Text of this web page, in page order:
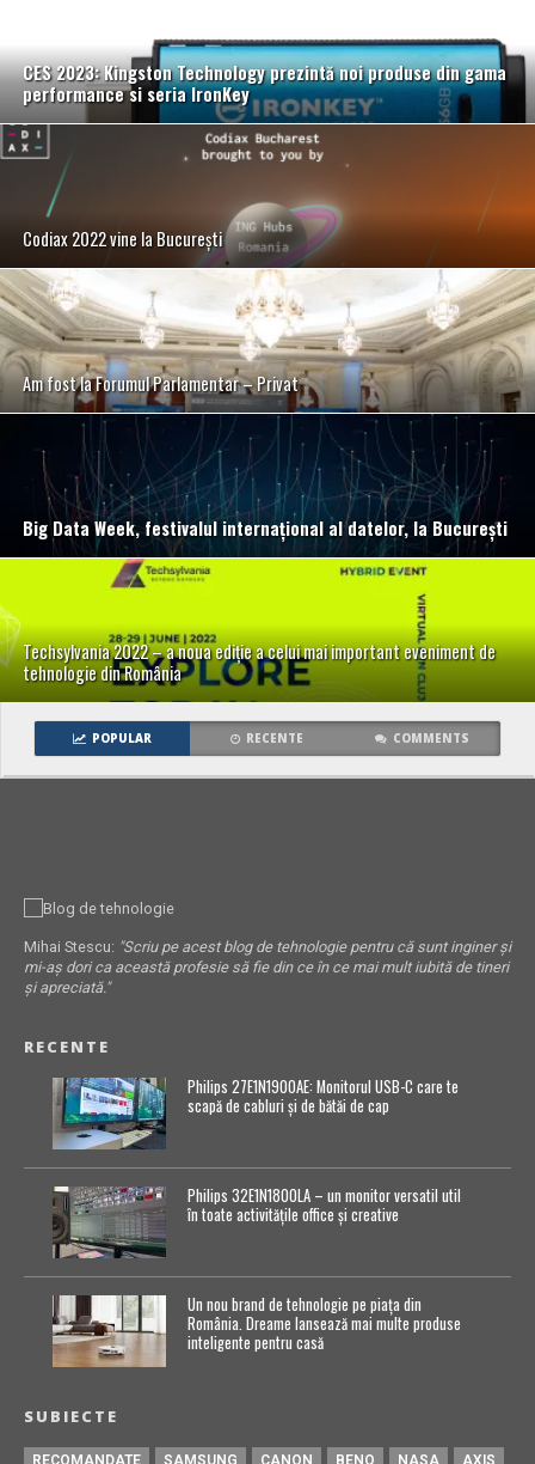
CES 2023: Kingston Technology prezintă noi produse din gama
performance si seria IronKey
Codiax 2022 vine la București
Am fost la Forumul Parlamentar – Privat
Big Data Week, festivalul internațional al datelor, la București
Techsylvania 2022 – a noua ediție a celui mai important eveniment de
tehnologie din România
POPULAR RECENTE COMMENTS
Mihai Stescu: "Scriu pe acest blog de tehnologie pentru că sunt inginer și
mi-aș dori ca această profesie să fie din ce în ce mai mult iubită de tineri
și apreciată."
RECENTE
Philips 27E1N1900AE: Monitorul USB-C care te
scapă de cabluri și de bătăi de cap
Philips 32E1N1800LA – un monitor versatil util
în toate activitățile office și creative
Un nou brand de tehnologie pe piața din
România. Dreame lansează mai multe produse
inteligente pentru casă
SUBIECTE
RECOMANDATE SAMSUNG CANON BENQ NASA AXIS